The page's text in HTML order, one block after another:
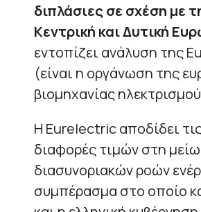
διπλάσιες σε σχέση με
Κεντρική και Δυτική
εντοπίζει ανάλυση της
(είναι η οργάνωση της
βιομηχανίας
Η Eurelectric αποδίδει
διαφορές τιμών στη
διασυνοριακών ροών
συμπέρασμα στο οποίο